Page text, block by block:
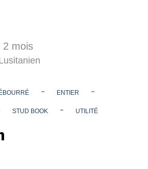
2 mois
- ENTIER -
STUD BOOK - UTILITÉ